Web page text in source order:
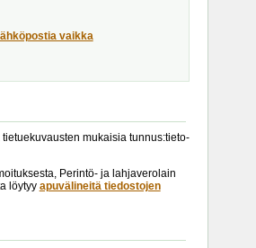
vaikka
mukaisia tunnus:tieto-
Perintö- ja lahjaverolain
löytyy apuvälineitä tiedostojen